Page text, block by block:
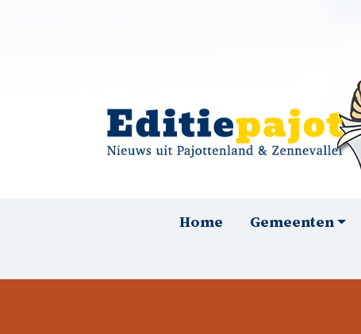
HoofdnavigatieHome Gemeenten